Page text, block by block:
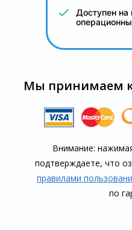
Доступен на
Мы принимаем к
Внимание:
подтверждаете, что
правилами
по